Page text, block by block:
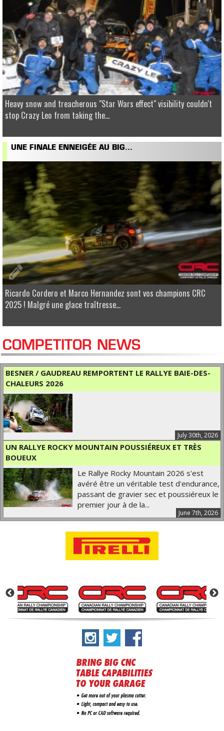
Heavy snow and treacherous "Star Wars effect" visibility couldn't
stop Crazy Leo from taking the...
UNE FINALE ENNEIGÉE AU BIG...
Ricardo Cordero et Marco Hernandez sont vos champions CRC
2025 ! Malgré une glace traîtresse...
COMPETITOR NEWS
BESNER / GAUDREAU REMPORTENT LE RALLYE BAIE-DES-
CHALEURS 2026
July 30th, 2026
UN RALLYE ROCKY MOUNTAIN POUSSIÉREUX ET TRÈS
BOUEUX
June 7th, 2026
Le Rallye Rocky Mountain 2026 s'est
avéré être un véritable test d'endurance,
passant de gravier sec et poussiéreux le
premier jour à de la...